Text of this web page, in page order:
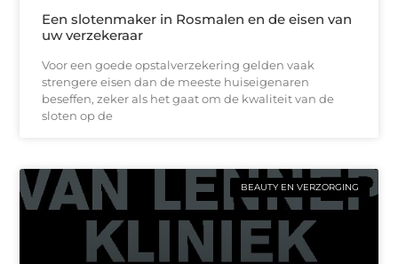
Een slotenmaker in Rosmalen en de eisen van
uw verzekeraar
Voor een goede opstalverzekering gelden vaak
strengere eisen dan de meeste huiseigenaren
beseffen, zeker als het gaat om de kwaliteit van de
sloten op de
BEAUTY EN VERZORGING